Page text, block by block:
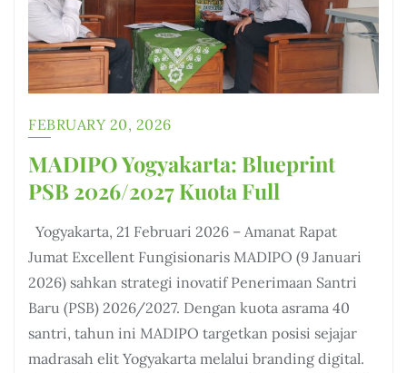
FEBRUARY 20, 2026
MADIPO Yogyakarta: Blueprint
PSB 2026/2027 Kuota Full
Yogyakarta, 21 Februari 2026 – Amanat Rapat
Jumat Excellent Fungisionaris MADIPO (9 Januari
2026) sahkan strategi inovatif Penerimaan Santri
Baru (PSB) 2026/2027. Dengan kuota asrama 40
santri, tahun ini MADIPO targetkan posisi sejajar
madrasah elit Yogyakarta melalui branding digital.